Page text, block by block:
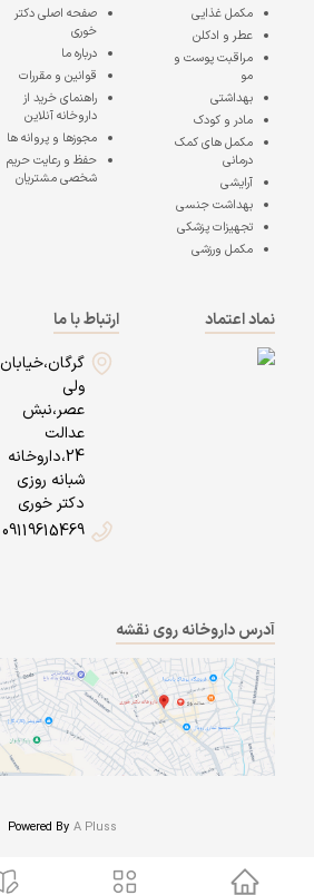
مکمل غذایی
عطر و ادکلن
مراقبت پوست و
مو
بهداشتی
مادر و کودک
مکمل های کمک
درمانی
آرایشی
بهداشت جنسی
تجهیزات پزشکی
مکمل ورزشی
صفحه اصلیدکتر
خوری
درباره ما
قوانین و مقررات
راهنمای خرید از
داروخانه آنلاین
مجوزها و پروانه ها
حفظ و رعایت حریم
شخصی مشتریان
نماد اعتماد
ارتباط با ما
گرگان،خیابان
ولی
عصر،نبش
عدالت
24،داروخانه
شبانه روزی
دکتر خوری
09119615469
آدرس داروخانه روی نقشه
A Pluss
Powered By